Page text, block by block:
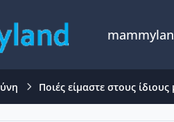
Ποιές είμαστε στους